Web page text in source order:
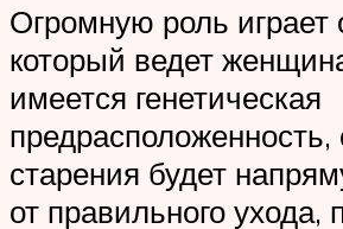
Огромную роль играет
который ведет
имеется генетическая
предрасположенность,
старения будет
от правильного ухода,